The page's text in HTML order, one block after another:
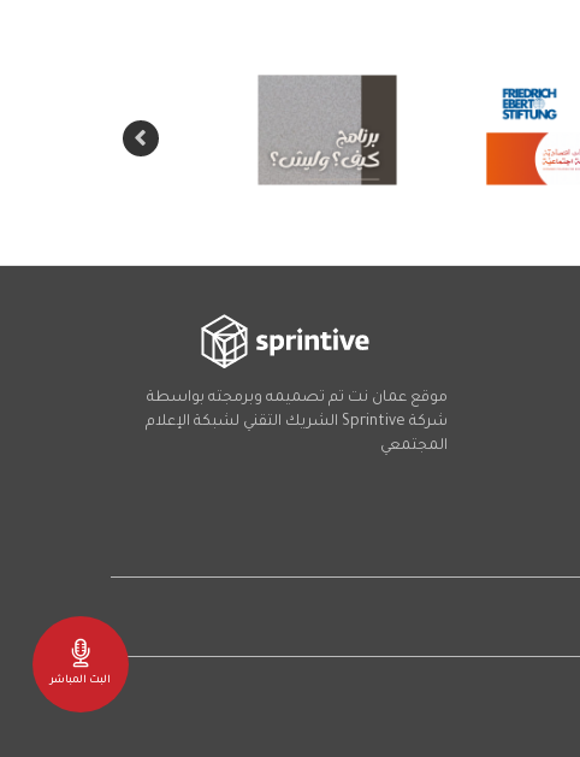
البث المباشر
موقع عمان نت تم تصميمه وبرمجته بواسطة
شركة Sprintive الشريك التقني لشبكة الإعلام
المجتمعي